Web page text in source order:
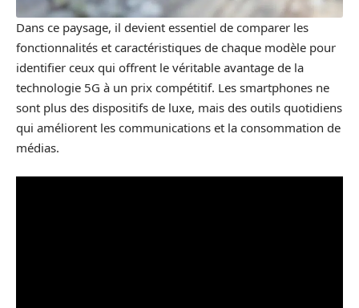
Dans ce paysage, il devient essentiel de comparer les
fonctionnalités et caractéristiques de chaque modèle pour
identifier ceux qui offrent le véritable avantage de la
technologie 5G à un prix compétitif. Les smartphones ne
sont plus des dispositifs de luxe, mais des outils quotidiens
qui améliorent les communications et la consommation de
médias.